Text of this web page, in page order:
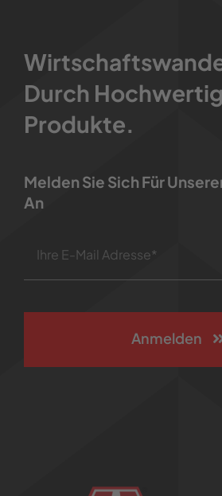
Durch
Produkte.
Melden Sie Sich Für
An
Anmelden